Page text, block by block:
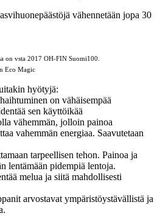
vähennetään jopa 30
on vsta 2017 OH-FIN Suomi100.
Eco Magic
hyötyjä:
on vähäisempää
sen käyttöikää
vähemmän, jolloin painoa
vahemmän energiaa. Saavutetaan
tarpeellisen tehon. Painoa ja
lentämään pidempiä lentoja.
melua ja siitä mahdollisesti
arvostavat ympäristöystävällistä ja